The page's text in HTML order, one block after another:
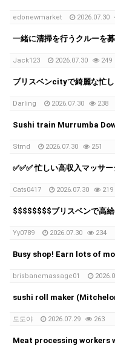
edonewmarket 2026.07.30
一緒に清掃を行うクルーを
Jack123 2026.07.30 249
Darling 2026.07.30 238
Sushi train Murrumba
Stmd 2026.07.30 251
✅✅✅ 忙しい高収入マッサ
Cats0417 2026.07.30 219
Yy0789 2026.07.30 234
Busy shop! Earn lots of
brisbanemassage01
sushi roll maker
도도야 2026.07.29 263